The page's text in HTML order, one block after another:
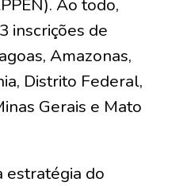
Ao todo,
inscrições de
Amazonas,
Distrito Federal,
Gerais e Mato
estratégia do